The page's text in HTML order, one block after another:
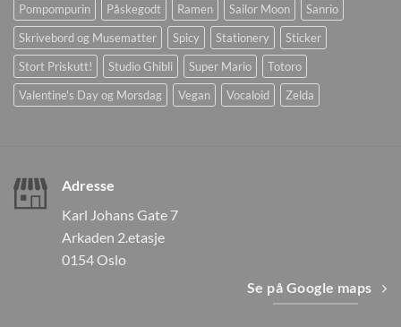
Pompompurin
Påskegodt Ramen Sailor Moon
Sanrio
Skrivebord og Musematter
Spicy Stationery
Sticker
Stort Priskutt!
Studio Ghibli Super Mario
Totoro
Valentine's Day og Morsdag
Vegan Vocaloid Zelda
Adresse
Karl Johans Gate 7
Arkaden 2.etasje
0154 Oslo
Se på Google maps